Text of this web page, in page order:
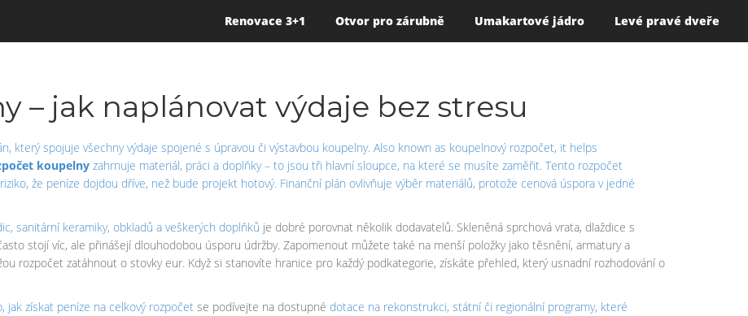
Renovace 3+1 Otvor pro zárubně Umakartové jádro Levé pravé dveře
– jak naplánovat výdaje bez stresu
který spojuje všechny výdaje spojené s úpravou či výstavbou koupelny. Also known as koupelnový rozpočet, it helps
koupelny zahrnuje materiál, práci a doplňky – to jsou tři hlavní sloupce, na které se musíte zaměřit. Tento rozpočet
že peníze dojdou dříve, než bude projekt hotový. Finanční plán ovlivňuje výběr materiálů, protože cenová úspora v jedné
sanitární keramiky, obkladů a veškerých doplňků je dobré porovnat několik dodavatelů. Skleněná sprchová vrata, dlaždice s
stojí víc, ale přinášejí dlouhodobou úsporu údržby. Zapomenout můžete také na menší položky jako těsnění, armatury a
rozpočet zatáhnout o stovky eur. Když si stanovíte hranice pro každý podkategorie, získáte přehled, který usnadní rozhodování o
jak získat peníze na celkový rozpočet se podívejte na dostupné dotace na rekonstrukci, státní či regionální programy, které